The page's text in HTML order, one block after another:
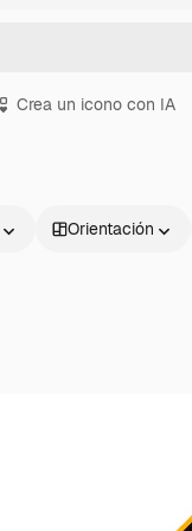
Crea un icono con IA
Orientación